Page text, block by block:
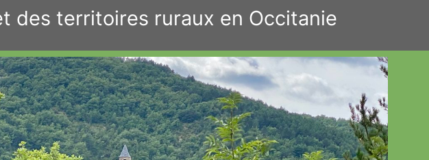
des territoires ruraux en Occitanie